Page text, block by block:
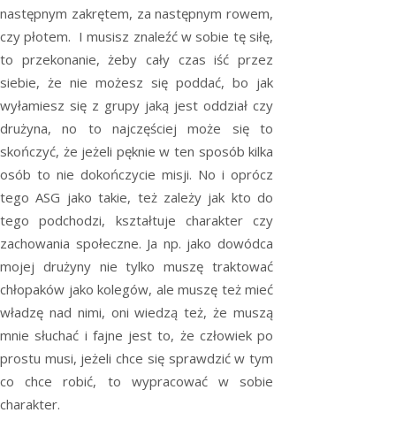
następnym zakrętem, za następnym rowem,
czy płotem. I musisz znaleźć w sobie tę siłę,
to przekonanie, żeby cały czas iść przez
siebie, że nie możesz się poddać, bo jak
wyłamiesz się z grupy jaką jest oddział czy
drużyna, no to najczęściej może się to
skończyć, że jeżeli pęknie w ten sposób kilka
osób to nie dokończycie misji. No i oprócz
tego ASG jako takie, też zależy jak kto do
tego podchodzi, kształtuje charakter czy
zachowania społeczne. Ja np. jako dowódca
mojej drużyny nie tylko muszę traktować
chłopaków jako kolegów, ale muszę też mieć
władzę nad nimi, oni wiedzą też, że muszą
mnie słuchać i fajne jest to, że człowiek po
prostu musi, jeżeli chce się sprawdzić w tym
co chce robić, to wypracować w sobie
charakter.